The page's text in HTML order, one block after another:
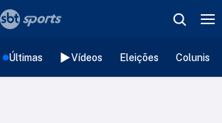
Últimas Vídeos Eleições